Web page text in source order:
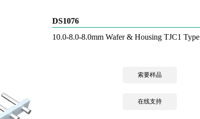
DS1076
10.0-8.0-8.0mm Wafer & Housing TJC1 Type
索要样品
在线支持